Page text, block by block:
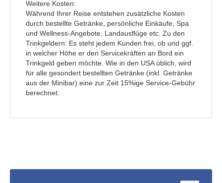
Weitere Kosten:
Während Ihrer Reise entstehen zusätzliche Kosten
durch bestellte Getränke, persönliche Einkäufe, Spa
und Wellness-Angebote, Landausflüge etc. Zu den
Trinkgeldern: Es steht jedem Kunden frei, ob und ggf.
in welcher Höhe er den Servicekräften an Bord ein
Trinkgeld geben möchte. Wie in den USA üblich, wird
für alle gesondert bestellten Getränke (inkl. Getränke
aus der Minibar) eine zur Zeit 15%ige Service-Gebühr
berechnet.